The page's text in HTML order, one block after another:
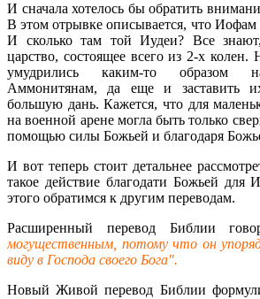
И сначала хотелось бы обратить
В этом отрывке описывается, что
И сколько там той Иудеи? Все
царство, состоящее всего из 2-х
умудрились каким-то образом
Аммонитянам, да еще и заставить
большую дань. Кажется, что для
на военной арене могла быть только
помощью силы Божьей и благодаря
И вот теперь стоит детальнее
такое действие благодати Божьей
этого обратимся к другим переводам.
Расширенный перевод Библии
могущественным, потому что он
виду в Господа своего Бога".
Новый Живой перевод Библии